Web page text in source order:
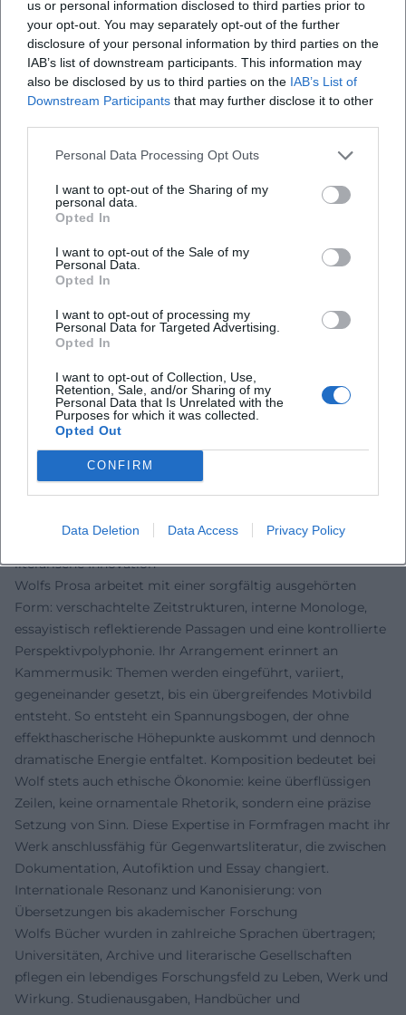
us or personal information disclosed to third parties prior to
your opt-out. You may separately opt-out of the further
disclosure of your personal information by third parties on the
IAB’s list of downstream participants. This information may
also be disclosed by us to third parties on the IAB’s List of
Downstream Participants that may further disclose it to other
Personal Data Processing Opt Outs
I want to opt-out of the Sharing of my
personal data.
Opted In
I want to opt-out of the Sale of my
Personal Data.
Opted In
I want to opt-out of processing my
Personal Data for Targeted Advertising.
Opted In
I want to opt-out of Collection, Use,
Retention, Sale, and/or Sharing of my
Personal Data that Is Unrelated with the
Purposes for which it was collected.
Opted Out
CONFIRM
Data Deletion Data Access Privacy Policy
(2010) als hellwache Abrechnung mit Selbst- und
Fremdbildern nach 1989. Diese Alben der Prosa, ergänzt
durch Reden, Essays und Tagebuchprojekte („Ein Tag im
Jahr“), bilden ein geschlossenes Oeuvre, in dem
Formfragen, Komposition und Produktion stets mit
historischer Diagnose verwoben sind.
Kritische Rezeption, Auszeichnungen und kultureller
Wolfs Werk erfuhr früh internationale Beachtung und
polarisierte zugleich die Kritik: gerade weil es die
Literaturpreise würdigten diese künstlerische Stringenz,
darunter der Georg-Büchner-Preis 1980, der als höchste
Späte Anerkennungen wie der Thomas-Mann-Preis 2010
bestätigten die nachhaltige Strahlkraft ihres Erzählens. In
„Kindheitsmuster“ als Schlüsseltexte der
Nachkriegsliteratur, während „Kassandra“ und „Medea“
zentrale Bezugspunkte feministischer Literaturtheorie und
moderner Mythenkritik darstellen. Wolfs Autorität
resultiert aus der Präzision ihrer Diagnosen und der
stilistischen Konsequenz – zwei Qualitäten, die ihren Platz
Lehre der Form: Technik, Erzählinstrumentarium und
literarische Innovation
Wolfs Prosa arbeitet mit einer sorgfältig ausgehörten
Form: verschachtelte Zeitstrukturen, interne Monologe,
essayistisch reflektierende Passagen und eine kontrollierte
Perspektivpolyphonie. Ihr Arrangement erinnert an
Kammermusik: Themen werden eingeführt, variiert,
gegeneinander gesetzt, bis ein übergreifendes Motivbild
entsteht. So entsteht ein Spannungsbogen, der ohne
effekthascherische Höhepunkte auskommt und dennoch
dramatische Energie entfaltet. Komposition bedeutet bei
Wolf stets auch ethische Ökonomie: keine überflüssigen
Zeilen, keine ornamentale Rhetorik, sondern eine präzise
Setzung von Sinn. Diese Expertise in Formfragen macht ihr
Werk anschlussfähig für Gegenwartsliteratur, die zwischen
Dokumentation, Autofiktion und Essay changiert.
Internationale Resonanz und Kanonisierung: von
Übersetzungen bis akademischer Forschung
Wolfs Bücher wurden in zahlreiche Sprachen übertragen;
Universitäten, Archive und literarische Gesellschaften
pflegen ein lebendiges Forschungsfeld zu Leben, Werk und
Wirkung. Studienausgaben, Handbücher und